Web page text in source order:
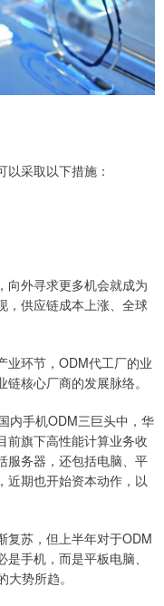
采取以下措施：
外寻求更多机会就成为
，供应链成本上涨、全球
环节，ODM代工厂的业
核心厂商的发展脉络。
手机ODM三巨头中，华
前旗下高性能计算业务收
服务器，还包括电脑、平
近期也开始资本动作，以
苏，但上半年对于ODM
手机，而是平板电脑、
势所趋。